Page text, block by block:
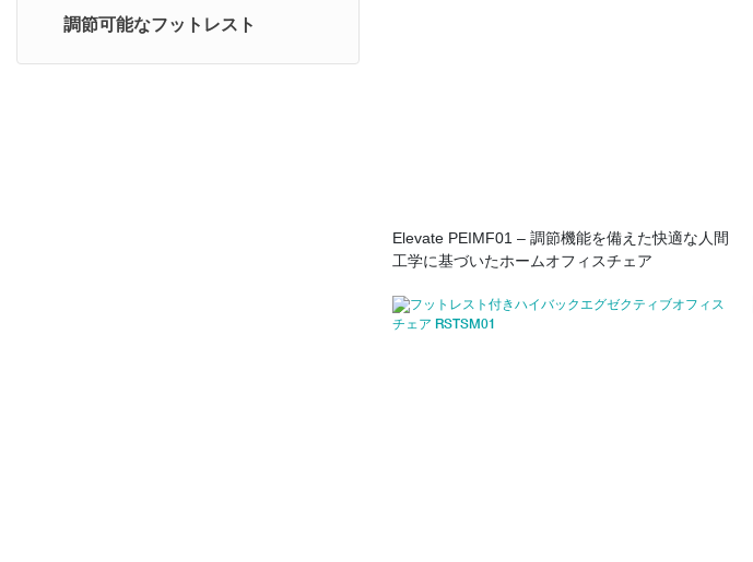
人間工学に基づいた椅子をグレ
ードアップ
調節可能なフットレスト
Elevate PEIMF01 – 調節機能を備えた快適な人間
工学に基づいたホームオフィスチェア